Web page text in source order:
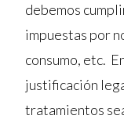
debemos
impuestas por
consumo, etc.
justificación
tratamientos